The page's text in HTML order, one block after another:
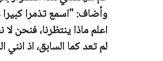
وأضاف: "اسمع تذمرا كبيرا
اعلم ماذا ينتظرنا، فنحن
لم تعد كما السابق، اذ